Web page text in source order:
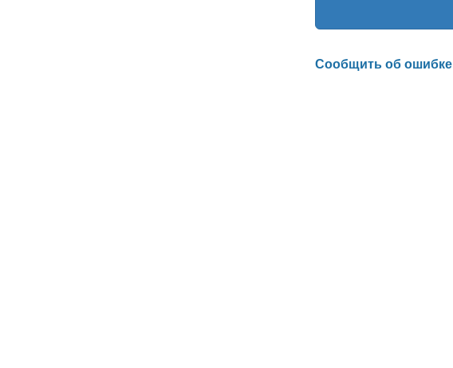
Сообщить об ошибке